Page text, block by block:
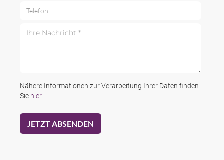
Nähere Informationen zur Verarbeitung Ihrer Daten finden
Sie hier.